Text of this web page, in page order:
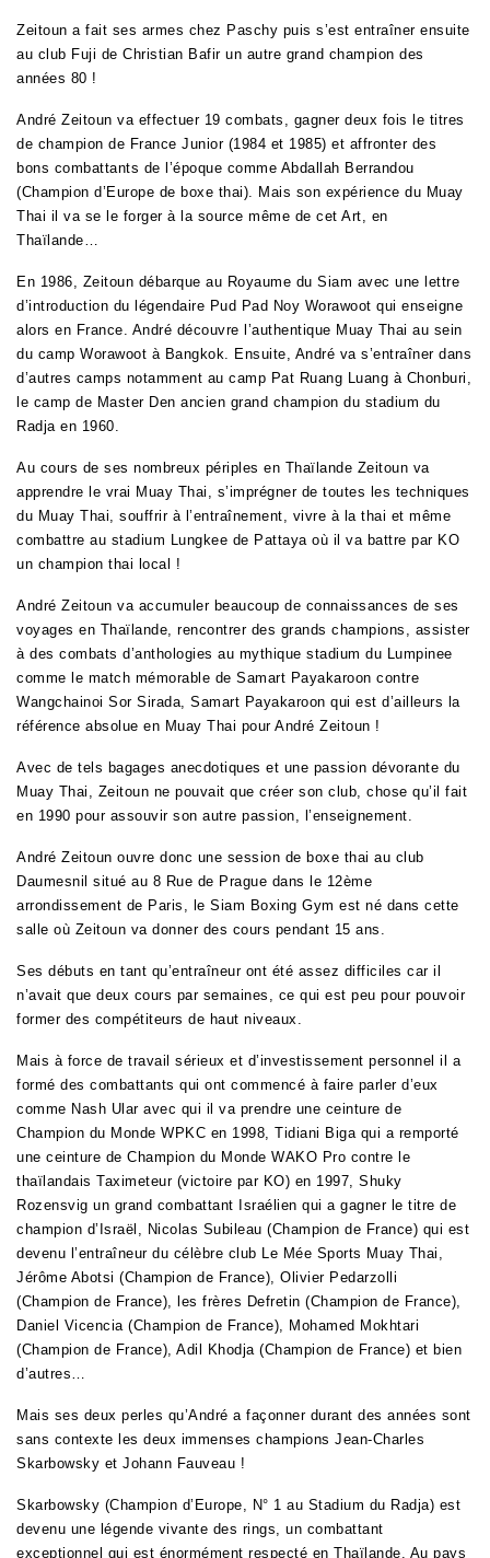
Zeitoun a fait ses armes chez Paschy puis s’est entraîner ensuite
au club Fuji de Christian Bafir un autre grand champion des
années 80 !
André Zeitoun va effectuer 19 combats, gagner deux fois le titres
de champion de France Junior (1984 et 1985) et affronter des
bons combattants de l’époque comme Abdallah Berrandou
(Champion d’Europe de boxe thai). Mais son expérience du Muay
Thai il va se le forger à la source même de cet Art, en
Thaïlande…
En 1986, Zeitoun débarque au Royaume du Siam avec une lettre
d’introduction du légendaire Pud Pad Noy Worawoot qui enseigne
alors en France. André découvre l’authentique Muay Thai au sein
du camp Worawoot à Bangkok. Ensuite, André va s’entraîner dans
d’autres camps notamment au camp Pat Ruang Luang à Chonburi,
le camp de Master Den ancien grand champion du stadium du
Radja en 1960.
Au cours de ses nombreux périples en Thaïlande Zeitoun va
apprendre le vrai Muay Thai, s’imprégner de toutes les techniques
du Muay Thai, souffrir à l’entraînement, vivre à la thai et même
combattre au stadium Lungkee de Pattaya où il va battre par KO
un champion thai local !
André Zeitoun va accumuler beaucoup de connaissances de ses
voyages en Thaïlande, rencontrer des grands champions, assister
à des combats d’anthologies au mythique stadium du Lumpinee
comme le match mémorable de Samart Payakaroon contre
Wangchainoi Sor Sirada, Samart Payakaroon qui est d’ailleurs la
référence absolue en Muay Thai pour André Zeitoun !
Avec de tels bagages anecdotiques et une passion dévorante du
Muay Thai, Zeitoun ne pouvait que créer son club, chose qu’il fait
en 1990 pour assouvir son autre passion, l’enseignement.
André Zeitoun ouvre donc une session de boxe thai au club
Daumesnil situé au 8 Rue de Prague dans le 12ème
arrondissement de Paris, le Siam Boxing Gym est né dans cette
salle où Zeitoun va donner des cours pendant 15 ans.
Ses débuts en tant qu’entraîneur ont été assez difficiles car il
n’avait que deux cours par semaines, ce qui est peu pour pouvoir
former des compétiteurs de haut niveaux.
Mais à force de travail sérieux et d’investissement personnel il a
formé des combattants qui ont commencé à faire parler d’eux
comme Nash Ular avec qui il va prendre une ceinture de
Champion du Monde WPKC en 1998, Tidiani Biga qui a remporté
une ceinture de Champion du Monde WAKO Pro contre le
thaïlandais Taximeteur (victoire par KO) en 1997, Shuky
Rozensvig un grand combattant Israélien qui a gagner le titre de
champion d’Israël, Nicolas Subileau (Champion de France) qui est
devenu l’entraîneur du célèbre club Le Mée Sports Muay Thai,
Jérôme Abotsi (Champion de France), Olivier Pedarzolli
(Champion de France), les frères Defretin (Champion de France),
Daniel Vicencia (Champion de France), Mohamed Mokhtari
(Champion de France), Adil Khodja (Champion de France) et bien
d’autres…
Mais ses deux perles qu’André a façonner durant des années sont
sans contexte les deux immenses champions Jean-Charles
Skarbowsky et Johann Fauveau !
Skarbowsky (Champion d’Europe, N° 1 au Stadium du Radja) est
devenu une légende vivante des rings, un combattant
exceptionnel qui est énormément respecté en Thaïlande. Au pays